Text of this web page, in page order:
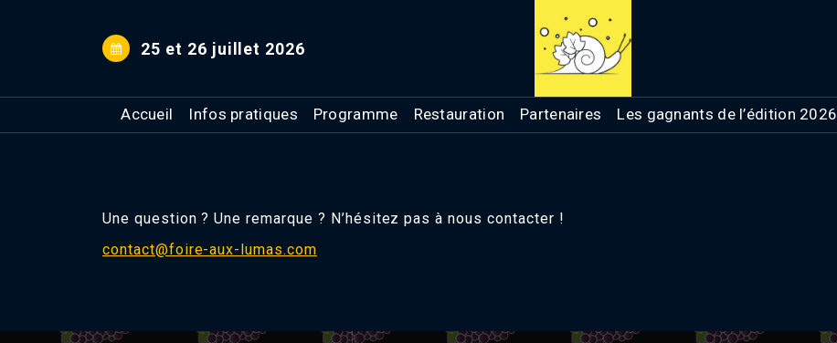
25 et 26 juillet 2026
Accueil Infos pratiques Programme Restauration Partenaires Les gagnants de l’édition 2026
Une question ? Une remarque ? N’hésitez pas à nous contacter !
contact@foire-aux-lumas.com